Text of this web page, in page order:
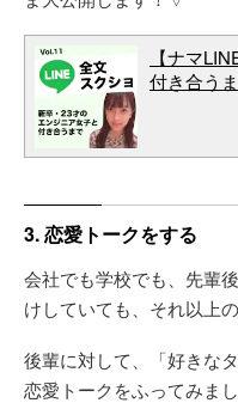
【ナマ
付き合う
3. 恋愛トークをする
会社でも学校でも、先輩
けしていても、それ以上
後輩に対して、「好きな
恋愛トークをふってみまし